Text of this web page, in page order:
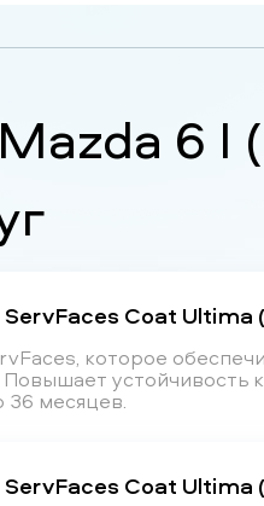
Mazda 6 I
Coat Ultima
которое
Повышает
36 месяцев.
Coat Ultima